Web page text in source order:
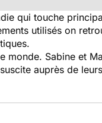
qui touche
utilisés on
monde. Sabine et
auprès de